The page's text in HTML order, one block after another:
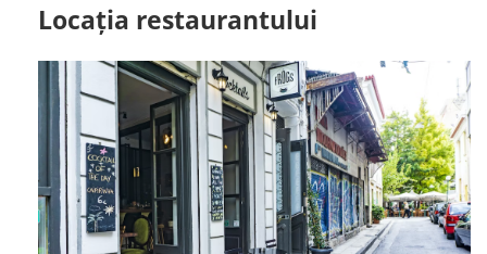
Locația restaurantului